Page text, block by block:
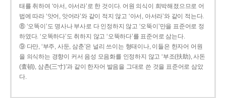
태를 취하여 ‘아서, 아서라’로 한 것이다. 어원 의식이 희박해졌으므로 어
법에 따라 ‘앗어, 앗어라’와 같이 적지 않고 ‘아서, 아서라’와 같이 적는다.
⑧ ‘오똑이’도 명사나 부사로 다 인정하지 않고 ‘오뚝이’만을 표준어로 정
하였다. ‘오똑하다’도 취하지 않고 ‘오뚝하다’를 표준어로 삼는다.
⑨ 다만, ‘부주, 사둔, 삼춘’은 널리 쓰이는 형태이나, 이들은 한자어 어원
을 의식하는 경향이 커서 음성 모음화를 인정하지 않고 ‘부조(扶助), 사돈
(査頓), 삼촌(三寸)’과 같이 한자어 발음을 그대로 쓴 것을 표준어로 삼았
다.